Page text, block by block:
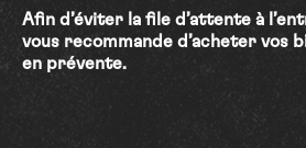
Afin d’éviter la file d’attente à
vous recommande d’acheter vos
en prévente.